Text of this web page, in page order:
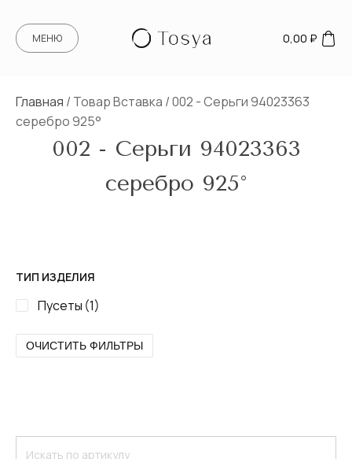
МЕНЮ 0,00 ₽
Главная / Товар Вставка / 002 - Серьги 94023363
серебро 925°
002 - Серьги 94023363
серебро 925°
ТИП ИЗДЕЛИЯ
Пусеты (1)
ОЧИСТИТЬ ФИЛЬТРЫ